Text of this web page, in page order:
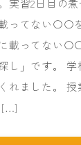
実習2日目の
ってない〇〇
載ってない〇
し」です。
れました。
[…]